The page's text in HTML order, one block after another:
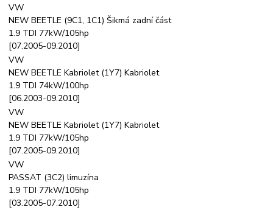
VW
NEW BEETLE (9C1, 1C1) Šikmá zadní část
1.9 TDI 77kW/105hp
[07.2005-09.2010]
VW
NEW BEETLE Kabriolet (1Y7) Kabriolet
1.9 TDI 74kW/100hp
[06.2003-09.2010]
VW
NEW BEETLE Kabriolet (1Y7) Kabriolet
1.9 TDI 77kW/105hp
[07.2005-09.2010]
VW
PASSAT (3C2) limuzína
1.9 TDI 77kW/105hp
[03.2005-07.2010]